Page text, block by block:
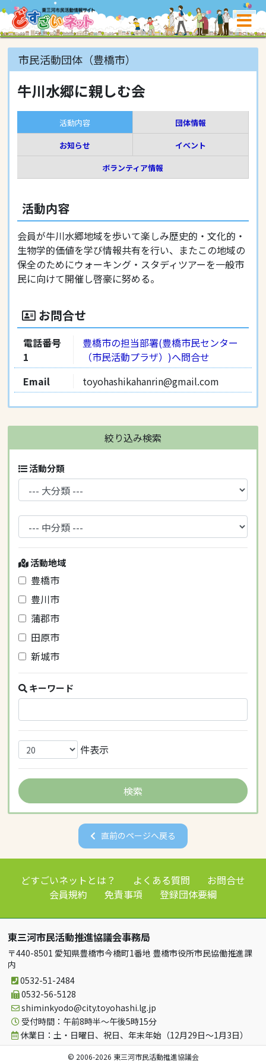
市民活動団体（豊橋市）
牛川水郷に親しむ会
活動内容
団体情報
お知らせ
イベント
ボランティア情報
活動内容
会員が牛川水郷地域を歩いて楽しみ歴史的・文化的・
生物学的価値を学び情報共有を行い、またこの地域の
保全のためにウォーキング・スタディツアーを一般市
民に向けて開催し啓豪に努める。
お問合せ
電話番号
1
豊橋市の担当部署(豊橋市民センター
（市民活動プラザ）)へ問合せ
Email
toyohashikahanrin@gmail.com
絞り込み検索
活動分類
活動地域
豊橋市
豊川市
蒲郡市
田原市
新城市
キーワード
件表示
直前のページへ戻る
どすごいネットとは？ よくある質問
お問合せ
会員規約
免責事項 登録団体要綱
東三河市民活動推進協議会事務局
〒440-8501 愛知県豊橋市今橋町1番地 豊橋市役所市民協働推進課
内
0532-51-2484
0532-56-5128
shiminkyodo
city.toyohashi.lg.jp
受付時間：午前8時半～午後5時15分
休業日：土・日曜日、祝日、年末年始（12月29日～1月3日）
© 2006-2026 東三河市民活動推進協議会